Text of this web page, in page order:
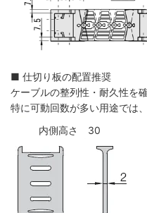
■ 仕切り板の配置推奨
ケーブルの整列性・耐久性を
特に可動回数が多い用途では
内側高さ 30